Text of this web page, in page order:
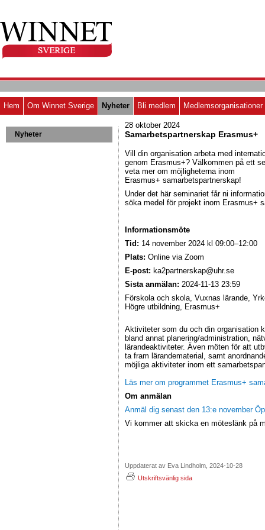
Hem Om Winnet Sverige Nyheter Bli medlem Medlemsorganisationer
Nyheter
28 oktober 2024
Samarbetspartnerskap Erasmus+
Vill din organisation arbeta med
genom Erasmus+? Välkommen på ett
veta mer om möjligheterna inom
Erasmus+ samarbetspartnerskap!
Under det här seminariet får ni
söka medel för projekt inom Erasmus+
Informationsmöte
Tid: 14 november 2024 kl 09:00–12:00
Plats: Online via Zoom
E-post: ka2partnerskap@uhr.se
Sista anmälan: 2024-11-13 23:59
Förskola och skola, Vuxnas lärande,
Högre utbildning, Erasmus+
Aktiviteter som du och din organisation
bland annat planering/administration,
lärandeaktiviteter. Även möten för att
ta fram lärandematerial, samt
möjliga aktiviteter inom ett
Läs mer om programmet Erasmus+
Om anmälan
Anmäl dig senast den 13:e november
Vi kommer att skicka en möteslänk på
Uppdaterat av Eva Lindholm, 2024-10-28
Utskriftsvänlig sida